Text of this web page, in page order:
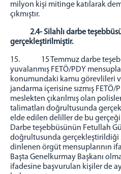
milyon kişi mitinge katılarak
çıkmıştır.
2.4-Silahlı darbe
gerçekleştirilmiştir.
15. 15 Temmuz darbe
yuvalanmış FETÖ/PDY
konumundaki kamu görevlileri
jandarma içerisine sızmış
meslekten çıkarılmış olan
talimatları doğrultusunda
elde edilen deliller de bu gerçeği
Darbe teşebbüsünün Fetullah
doğrultusunda gerçekleştirildiği
dinlenen örgüt mensuplarının
Başta Genelkurmay Başkanı
ifadesine başvurulan kişiler de